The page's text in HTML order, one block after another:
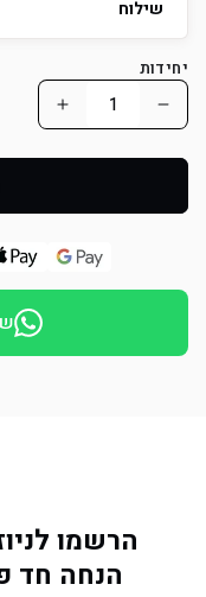
שילוח
יחידות
הפחת
כמות
סאמיט
הוסף
כמות
סאמיט
10
ואורז
אוכל
הרשמו
הנחה חד פעמי